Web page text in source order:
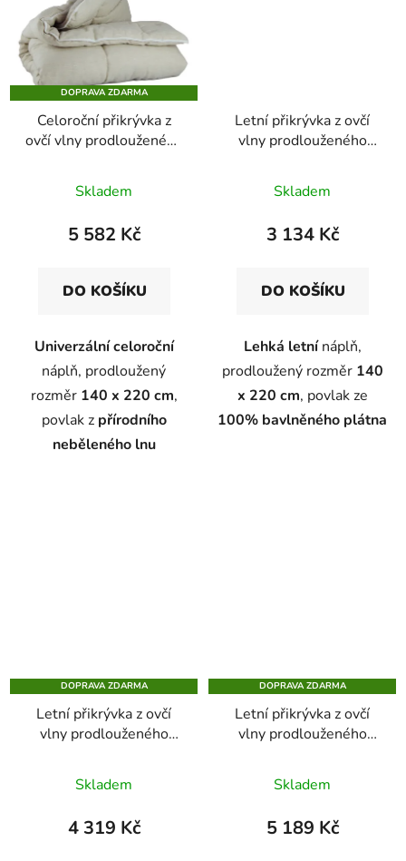
DOPRAVA ZDARMA
Celoroční přikrývka z
ovčí vlny prodlouženého
plátnu
Skladem
5 582 Kč
DO KOŠÍKU
Univerzální celoroční
náplň, prodloužený
rozměr 140 x 220 cm,
povlak z přírodního
neběleného lnu
Letní přikrývka z ovčí
vlny prodlouženého
plátnu
Skladem
3 134 Kč
DO KOŠÍKU
Lehká letnínáplň,
prodloužený rozměr 140
x 220 cm, povlak ze
100% bavlněného plátna
DOPRAVA ZDARMA
Letní přikrývka z ovčí
vlny prodlouženého
plátnu
Skladem
4 319 Kč
DOPRAVA ZDARMA
Letní přikrývka z ovčí
vlny prodlouženého
plátnu
Skladem
5 189 Kč